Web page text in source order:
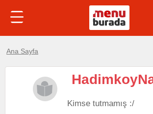
Ana Sayfa
Kimse tutmamış :/